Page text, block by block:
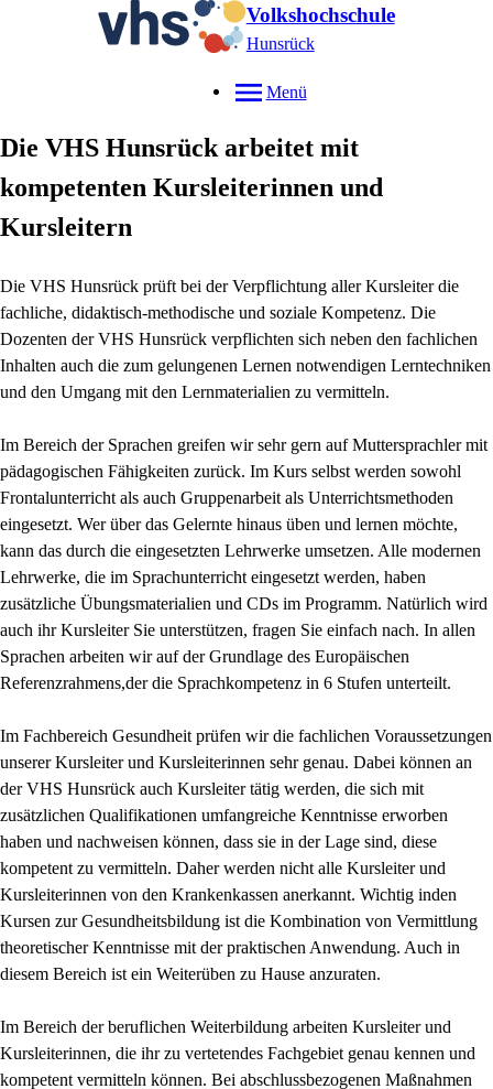
Volkshochschule
Hunsrück
Menü
Die VHS Hunsrück arbeitet mit
kompetenten Kursleiterinnen und
Kursleitern
Die VHS Hunsrück prüft bei der Verpflichtung aller Kursleiter die
fachliche, didaktisch-methodische und soziale Kompetenz. Die
Dozenten der VHS Hunsrück verpflichten sich neben den fachlichen
Inhalten auch die zum gelungenen Lernen notwendigen Lerntechniken
und den Umgang mit den Lernmaterialien zu vermitteln.
Im Bereich der Sprachen greifen wir sehr gern auf Muttersprachler mit
pädagogischen Fähigkeiten zurück. Im Kurs selbst werden sowohl
Frontalunterricht als auch Gruppenarbeit als Unterrichtsmethoden
eingesetzt. Wer über das Gelernte hinaus üben und lernen möchte,
kann das durch die eingesetzten Lehrwerke umsetzen. Alle modernen
Lehrwerke, die im Sprachunterricht eingesetzt werden, haben
zusätzliche Übungsmaterialien und CDs im Programm. Natürlich wird
auch ihr Kursleiter Sie unterstützen, fragen Sie einfach nach. In allen
Sprachen arbeiten wir auf der Grundlage des Europäischen
Referenzrahmens,der die Sprachkompetenz in 6 Stufen unterteilt.
Im Fachbereich Gesundheit prüfen wir die fachlichen Voraussetzungen
unserer Kursleiter und Kursleiterinnen sehr genau. Dabei können an
der VHS Hunsrück auch Kursleiter tätig werden, die sich mit
zusätzlichen Qualifikationen umfangreiche Kenntnisse erworben
haben und nachweisen können, dass sie in der Lage sind, diese
kompetent zu vermitteln. Daher werden nicht alle Kursleiter und
Kursleiterinnen von den Krankenkassen anerkannt. Wichtig inden
Kursen zur Gesundheitsbildung ist die Kombination von Vermittlung
theoretischer Kenntnisse mit der praktischen Anwendung. Auch in
diesem Bereich ist ein Weiterüben zu Hause anzuraten.
Im Bereich der beruflichen Weiterbildung arbeiten Kursleiter und
Kursleiterinnen, die ihr zu vertetendes Fachgebiet genau kennen und
kompetent vermitteln können. Bei abschlussbezogenen Maßnahmen